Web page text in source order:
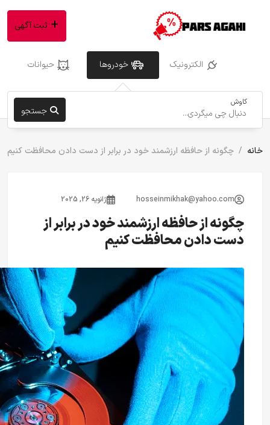
الکترونیک خودروها حیوانات
کاوش
جستجو
ثبت آگهی
خانه چگونه از حافظه ارزشمند خود در برابر از دست دادن محافظت کنیم
hosseinmikhak@yahoo.com ژانویه 26, 2025
چگونه از حافظه ارزشمند خود در برابر از
دست دادن محافظت کنیم